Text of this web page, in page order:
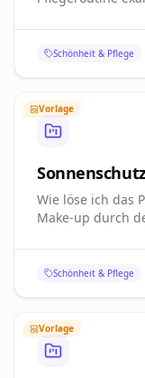
Schönheit & Pflege
Wie löse ich das
Make-up durch
Schönheit & Pflege